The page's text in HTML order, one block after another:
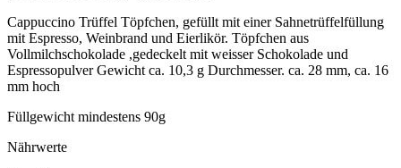
Cappuccino Trüffel Töpfchen, gefüllt mit einer Sahnetrüffelfüllung
mit Espresso, Weinbrand und Eierlikör. Töpfchen aus
Vollmilchschokolade ,gedeckelt mit weisser Schokolade und
Espressopulver Gewicht ca. 10,3 g Durchmesser. ca. 28 mm, ca. 16
mm hoch
Füllgewicht mindestens 90g
Nährwerte